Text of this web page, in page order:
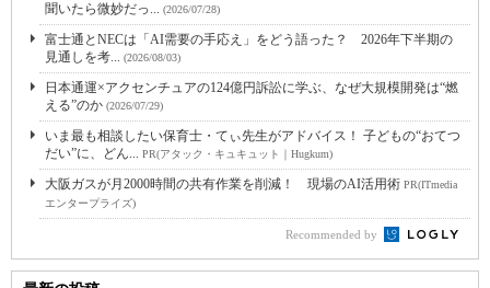
聞いたら微妙だっ... (2026/07/28)
富士通とNECは「AI需要の手応え」をどう語った？ 2026年下半期の
見通しを考... (2026/08/03)
日本通運×アクセンチュアの124億円訴訟に学ぶ、なぜ大規模開発は“燃
える”のか (2026/07/29)
いま最も相談したい保育士・てぃ先生がアドバイス！ 子どもの“おてつ
だい”に、どん... PR(アタック・キュキュット｜Hugkum)
大阪ガスが月2000時間の共有作業を削減！ 現場のAI活用術 PR(ITmedia
エンタープライズ)
Recommended by